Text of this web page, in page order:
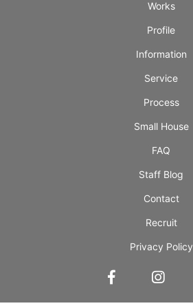
Works
Profile
Information
Service
Process
Small House
FAQ
Staff Blog
Contact
Recruit
Privacy Policy